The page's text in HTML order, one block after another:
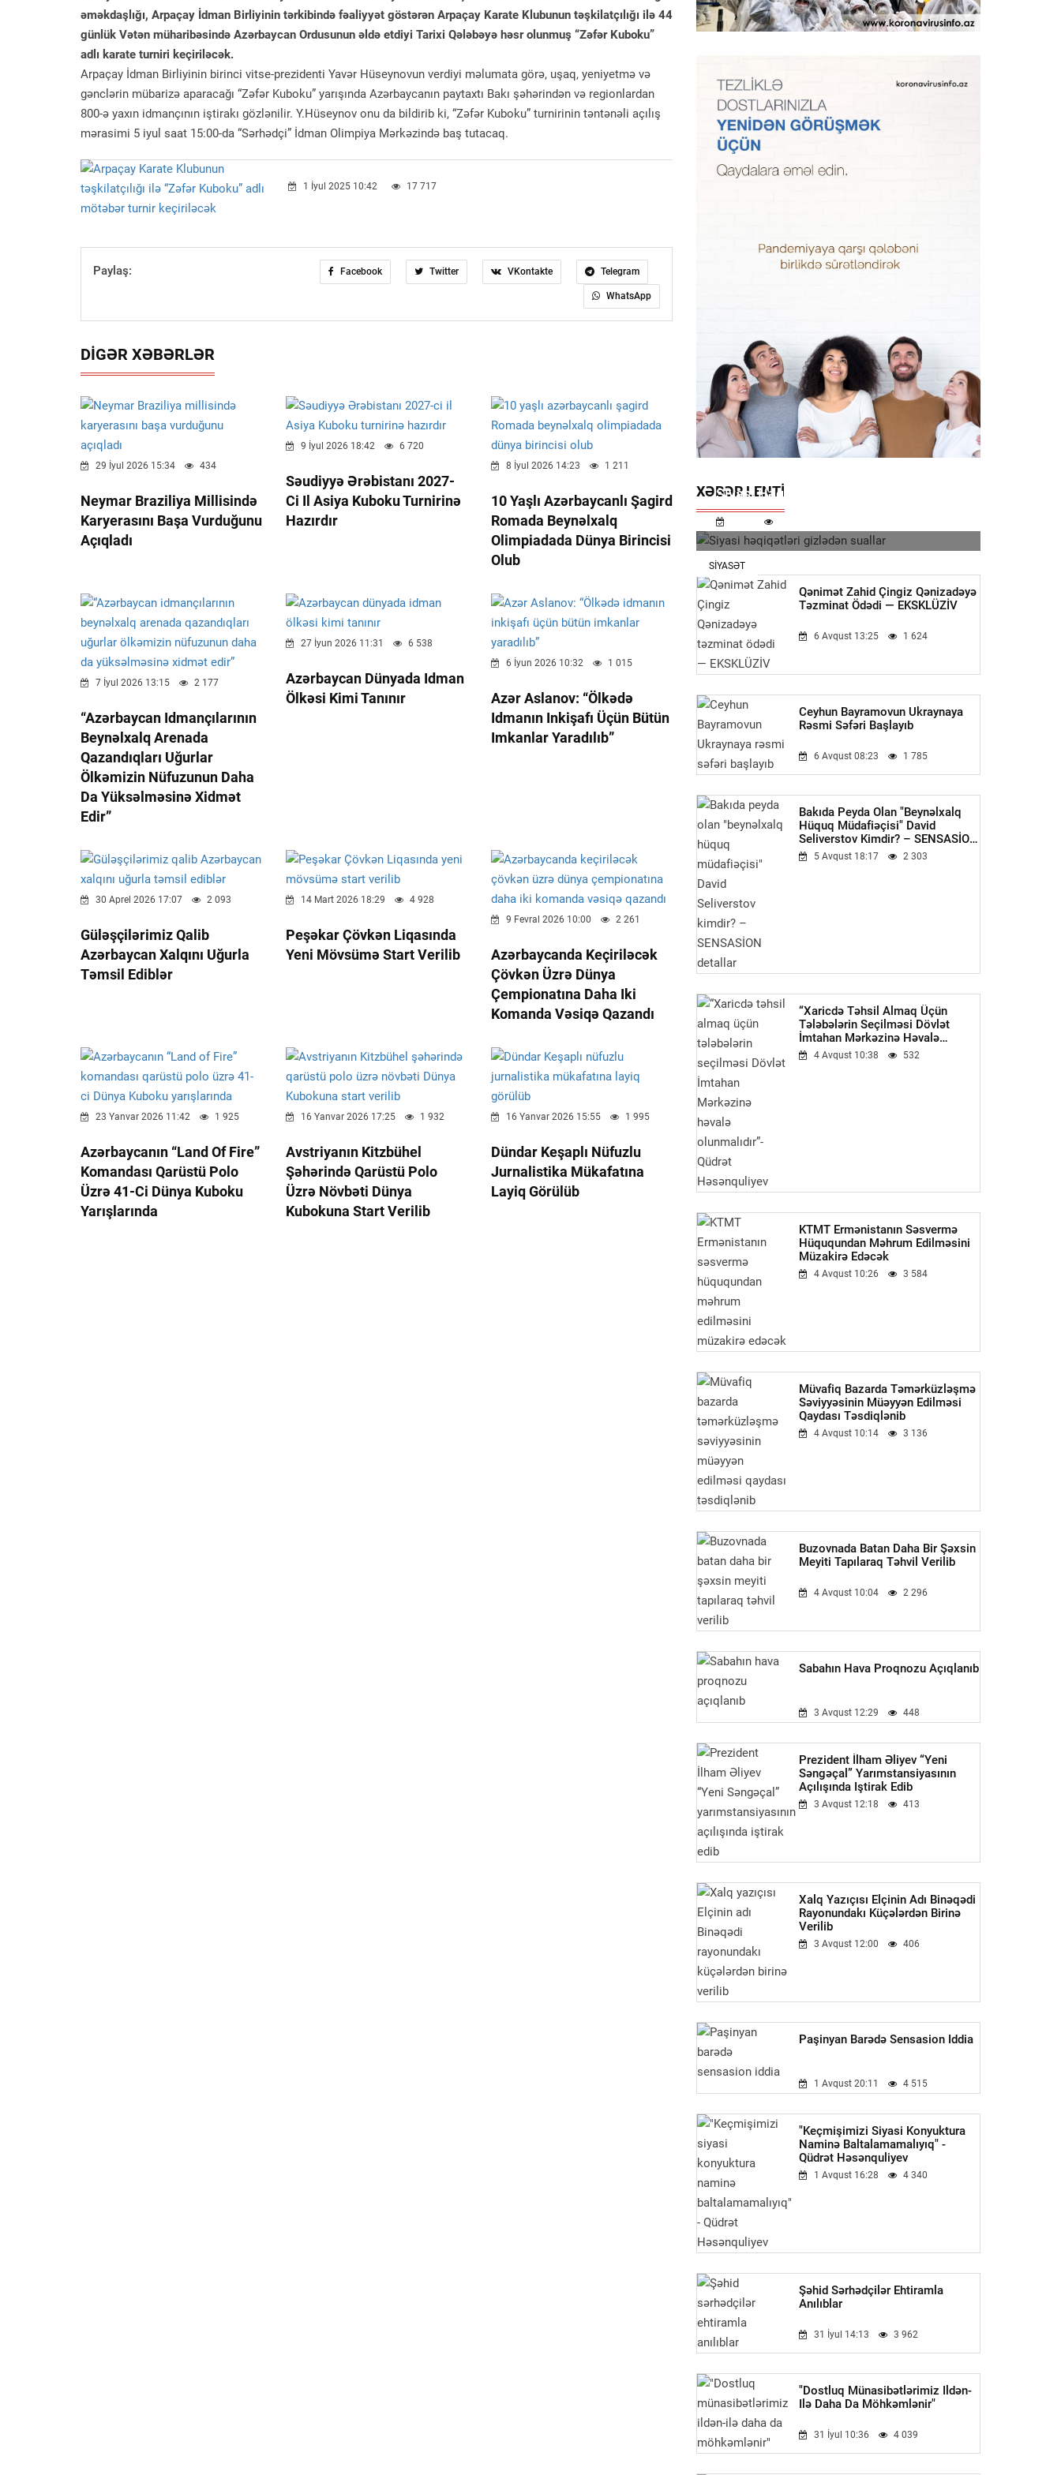
əməkdaşlığı, Arpaçay İdman Birliyinin tərkibində fəaliyyət göstərən Arpaçay Karate Klubunun təşkilatçılığı ilə 44
günlük Vətən müharibəsində Azərbaycan Ordusunun əldə etdiyi Tarixi Qələbəyə həsr olunmuş “Zəfər Kuboku”
adlı karate turniri keçiriləcək.
Arpaçay İdman Birliyinin birinci vitse-prezidenti Yavər Hüseynovun verdiyi məlumata görə, uşaq, yeniyetmə və
gənclərin mübarizə aparacağı “Zəfər Kuboku” yarışında Azərbaycanın paytaxtı Bakı şəhərindən və regionlardan
800-ə yaxın idmançının iştirakı gözlənilir. Y.Hüseynov onu da bildirib ki, “Zəfər Kuboku” turnirinin təntənəli açılış
mərasimi 5 iyul saat 15:00-da “Sərhədçi” İdman Olimpiya Mərkəzində baş tutacaq.
1 İyul 2025 10:42 17 717
Paylaş: Facebook Twitter VKontakte Telegram
WhatsApp
DIGƏR XƏBƏRLƏR
29 İyul 2026 15:34 434
Neymar Braziliya Millisində
Karyerasını Başa Vurduğunu
Açıqladı
9 İyul 2026 18:42 6 720
Səudiyyə Ərəbistanı 2027-
Ci Il Asiya Kuboku Turnirinə
Hazırdır
8 İyul 2026 14:23 1 211
10 Yaşlı Azərbaycanlı Şagird
Romada Beynəlxalq
Olimpiadada Dünya Birincisi
Olub
7 İyul 2026 13:15 2 177
“Azərbaycan Idmançılarının
Beynəlxalq Arenada
Qazandıqları Uğurlar
Ölkəmizin Nüfuzunun Daha
Da Yüksəlməsinə Xidmət
Edir”
27 İyun 2026 11:31 6 538
Azərbaycan Dünyada Idman
Ölkəsi Kimi Tanınır
6 İyun 2026 10:32 1 015
Azər Aslanov: “Ölkədə
Idmanın Inkişafı Üçün Bütün
Imkanlar Yaradılıb”
30 Aprel 2026 17:07 2 093
Güləşçilərimiz Qalib
Azərbaycan Xalqını Uğurla
Təmsil Ediblər
14 Mart 2026 18:29 4 928
Peşəkar Çövkən Liqasında
Yeni Mövsümə Start Verilib
9 Fevral 2026 10:00 2 261
Azərbaycanda Keçiriləcək
Çövkən Üzrə Dünya
Çempionatına Daha Iki
Komanda Vəsiqə Qazandı
23 Yanvar 2026 11:42 1 925
Azərbaycanın “Land Of Fire”
Komandası Qarüstü Polo
Üzrə 41-Ci Dünya Kuboku
Yarışlarında
16 Yanvar 2026 17:25 1 932
Avstriyanın Kitzbühel
Şəhərində Qarüstü Polo
Üzrə Növbəti Dünya
Kubokuna Start Verilib
16 Yanvar 2026 15:55 1 995
Dündar Keşaplı Nüfuzlu
Jurnalistika Mükafatına
Layiq Görülüb
XƏBƏR LENTI
SIYASƏT
Siyasi Həqiqətləri Gizlədən Suallar
Qənimət Zahid Çingiz Qənizadəyə
Təzminat Ödədi — EKSKLÜZİV
6 Avqust 13:25 1 624
Ceyhun Bayramovun Ukraynaya
Rəsmi Səfəri Başlayıb
6 Avqust 08:23 1 785
Bakıda Peyda Olan "beynəlxalq
Hüquq Müdafiəçisi" David
Seliverstov Kimdir? – SENSASİON
Detallar
5 Avqust 18:17 2 303
“Xaricdə Təhsil Almaq Üçün
Tələbələrin Seçilməsi Dövlət
İmtahan Mərkəzinə Həvalə
Olunmalıdır”-Qüdrət Həsənquliyev
4 Avqust 10:38 532
KTMT Ermənistanın Səsvermə
Hüququndan Məhrum Edilməsini
Müzakirə Edəcək
4 Avqust 10:26 3 584
Müvafiq Bazarda Təmərküzləşmə
Səviyyəsinin Müəyyən Edilməsi
Qaydası Təsdiqlənib
4 Avqust 10:14 3 136
Buzovnada Batan Daha Bir Şəxsin
Meyiti Tapılaraq Təhvil Verilib
4 Avqust 10:04 2 296
Sabahın Hava Proqnozu Açıqlanıb
3 Avqust 12:29 448
Prezident İlham Əliyev “Yeni
Səngəçal” Yarımstansiyasının
Açılışında Iştirak Edib
3 Avqust 12:18 413
Xalq Yazıçısı Elçinin Adı Binəqədi
Rayonundakı Küçələrdən Birinə
Verilib
3 Avqust 12:00 406
Paşinyan Barədə Sensasion Iddia
1 Avqust 20:11 4 515
"Keçmişimizi Siyasi Konyuktura
Naminə Baltalamamalıyıq" -
Qüdrət Həsənquliyev
1 Avqust 16:28 4 340
Şəhid Sərhədçilər Ehtiramla
Anılıblar
31 İyul 14:13 3 962
"Dostluq Münasibətlərimiz Ildən-
Ilə Daha Da Möhkəmlənir"
31 İyul 10:36 4 039